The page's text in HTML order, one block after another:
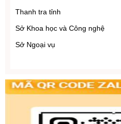
Thanh tra tỉnh
Sở Khoa học và Công nghệ
Sở Ngoại vụ
Sở Nội vụ
Sở Tư pháp